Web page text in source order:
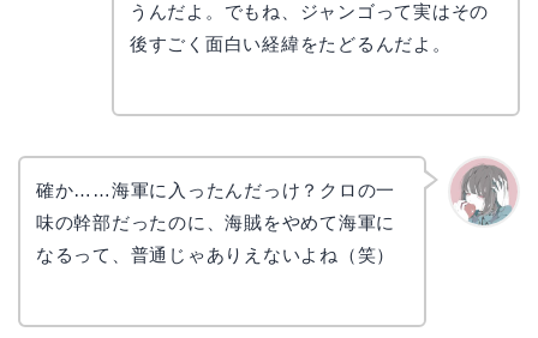
うんだよ。でもね、ジャンゴって実はその
後すごく面白い経緯をたどるんだよ。
確か……海軍に入ったんだっけ？クロの一
味の幹部だったのに、海賊をやめて海軍に
なるって、普通じゃありえないよね（笑）